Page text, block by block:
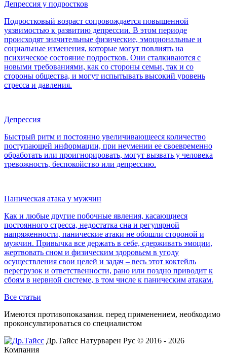
Депрессия у подростков
Подростковый возраст сопровождается повышенной
уязвимостью к развитию депрессии. В этом периоде
происходят значительные физические, эмоциональные и
социальные изменения, которые могут повлиять на
психическое состояние подростков. Они сталкиваются с
новыми требованиями, как со стороны семьи, так и со
стороны общества, и могут испытывать высокий уровень
стресса и давления.
Депрессия
Быстрый ритм и постоянно увеличивающееся количество
поступающей информации, при неумении ее своевременно
обработать или проигнорировать, могут вызвать у человека
тревожность, беспокойство или депрессию.
Паническая атака у мужчин
Как и любые другие побочные явления, касающиеся
постоянного стресса, недостатка сна и регулярной
напряженности, панические атаки не обошли стороной и
мужчин. Привычка все держать в себе, сдерживать эмоции,
жертвовать сном и физическим здоровьем в угоду
осуществления свои целей и задач – весь этот коктейль
перегрузок и ответственности, рано или поздно приводит к
сбоям в нервной системе, в том числе к паническим атакам.
Все статьи
Имеются противопоказания. перед применением, необходимо
проконсультироваться со специалистом
Др.Тайсс Натурварен Рус © 2016 - 2026
Компания